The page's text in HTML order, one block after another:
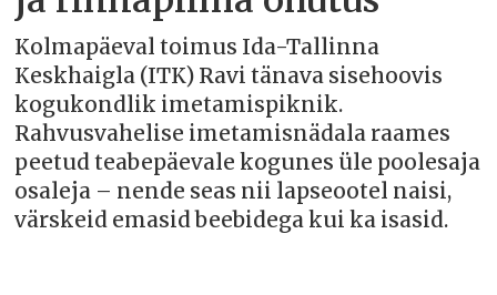
Kolmapäeval toimus Ida-Tallinna
Keskhaigla (ITK) Ravi tänava sisehoovis
kogukondlik imetamispiknik.
Rahvusvahelise imetamisnädala raames
peetud teabepäevale kogunes üle poolesaja
osaleja – nende seas nii lapseootel naisi,
värskeid emasid beebidega kui ka isasid.